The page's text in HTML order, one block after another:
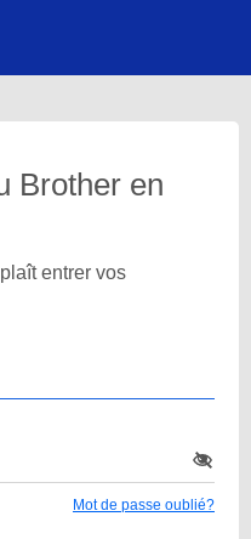
Brother en
entrer vos
Mot de passe oublié?